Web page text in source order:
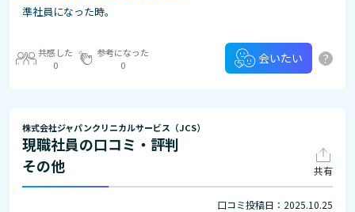
準社員になった時。
共感した
0
参考になった
0
会いたい ?
株式会社ジャパンクリニカルサービス（JCS）
現職社員の口コミ・評判
その他
共有
口コミ投稿日：2025.10.25